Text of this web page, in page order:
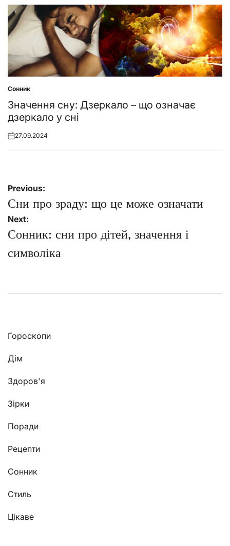
Posted
in
Сонник
Значення сну: Дзеркало – що означає
дзеркало у сні
Posted
27.09.2024
Навігація
записів
Previous:
Сни про зраду: що це може означати
Next:
Сонник: сни про дітей, значення і
символіка
Гороскопи
Дім
Здоров'я
Зірки
Поради
Рецепти
Сонник
Стиль
Цікаве